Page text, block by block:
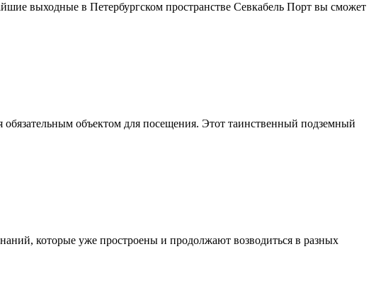
выходные в Петербургском пространстве Севкабель Порт вы сможет
обязательным объектом для посещения. Этот таинственный подземный
которые уже простроены и продолжают возводиться в разных